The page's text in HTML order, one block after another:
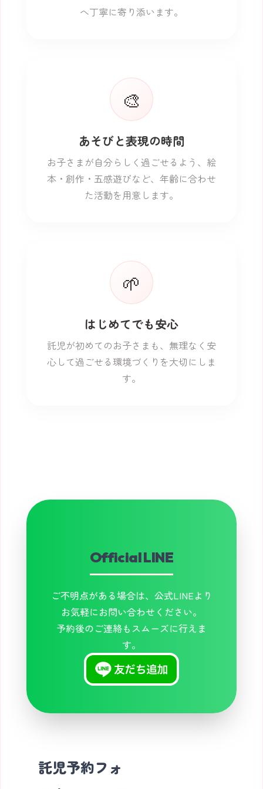
へ丁寧に寄り添います。
🎨
あそびと表現の時間
お子さまが自分らしく過ごせるよう、絵
本・創作・五感遊びなど、年齢に合わせ
た活動を用意します。
🌱
はじめてでも安心
託児が初めてのお子さまも、無理なく安
心して過ごせる環境づくりを大切にしま
す。
Official LINE
ご不明点がある場合は、公式LINEより
お気軽にお問い合わせください。
予約後のご連絡もスムーズに行えま
す。
託児予約フォ